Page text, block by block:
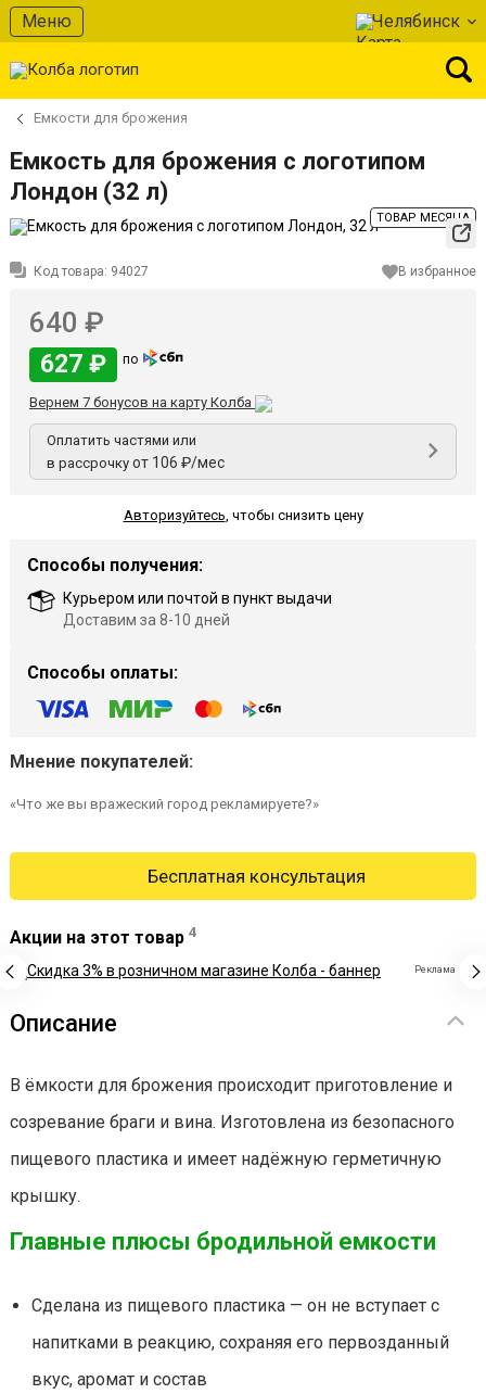
Меню Челябинск
Емкости для брожения
Емкость для брожения с логотипом
Лондон (32 л)
ТОВАР МЕСЯЦА
Код товара: 94027 В избранное
640 ₽
627 ₽ по
Вернем 7 бонусов на карту Колба
Оплатить частями или
в рассрочку от 106 ₽/мес
Авторизуйтесь, чтобы снизить цену
Способы получения:
Курьером или почтой в пункт выдачи
Доставим за 8-10 дней
Способы оплаты:
Мнение покупателей:
«Что же вы вражеский город рекламируете?»
Бесплатная консультация
Акции на этот товар 4
Реклама
Описание
В ёмкости для брожения происходит приготовление и
созревание браги и вина. Изготовлена из безопасного
пищевого пластика и имеет надёжную герметичную
крышку.
Главные плюсы бродильной емкости
Сделана из пищевого пластика — он не вступает с
напитками в реакцию, сохраняя его первозданный
вкус, аромат и состав